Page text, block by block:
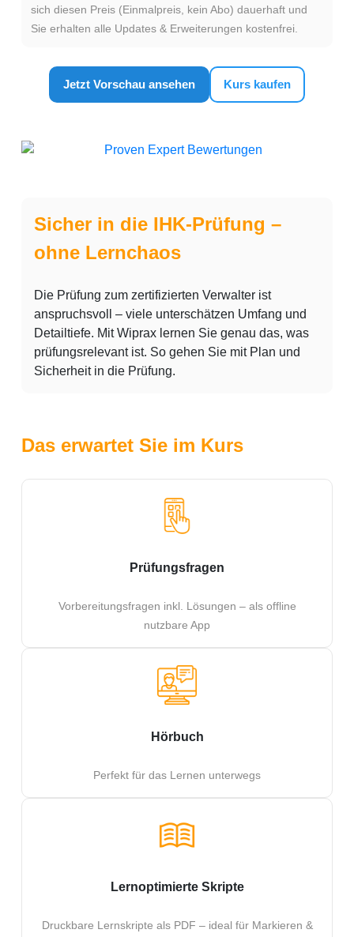
sich diesen Preis (Einmalpreis, kein Abo) dauerhaft und
Sie erhalten alle Updates & Erweiterungen kostenfrei.
Jetzt Vorschau ansehen Kurs kaufen
Sicher in die IHK-Prüfung –
ohne Lernchaos
Die Prüfung zum zertifizierten Verwalter ist
anspruchsvoll – viele unterschätzen Umfang und
Detailtiefe. Mit Wiprax lernen Sie genau das, was
prüfungsrelevant ist. So gehen Sie mit Plan und
Sicherheit in die Prüfung.
Das erwartet Sie im Kurs
Prüfungsfragen
Vorbereitungsfragen inkl. Lösungen – als offline
nutzbare App
Hörbuch
Perfekt für das Lernen unterwegs
Lernoptimierte Skripte
Druckbare Lernskripte als PDF – ideal für Markieren &